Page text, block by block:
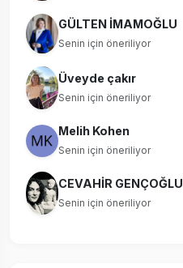
GÜLTEN İMAMOĞLU
Senin için öneriliyor
Üveyde çakır
Senin için öneriliyor
Melih Kohen
Senin için öneriliyor
CEVAHİR GENÇOĞLU
Senin için öneriliyor